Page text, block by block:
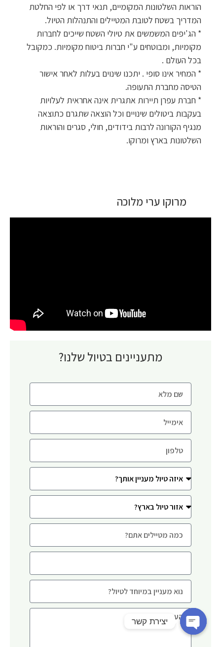
הוראות השלטונות המקומיים, תנאי דרך או לפי החלטת
המדריך בשטח לטובת המטיילים והתנהלות הטיול.
* הג'יפים המשמשים את טיולי השטח שייכים לחברות
מקומיות, ומבוטחים ע"י חברות ביטוח מקומיות. כמקובל
בכל העולם .
* המחיר אינו סופי . יתכנו שינוים בעלות לאחר אישור
הטיסה מחברת התעופה.
* חברת עפרן תיירות אתגרית אינה אחראית לעלויות
בעקבות ביטולים שינויים וכל הוצאה שתגרם כתוצאה
מנגיף הקורונה לרבות בידודים, חולי, סגרים והוראות
השלטונות בארץ ומרוקו.
מרוקו ערי מלוכה
מתעניינים בטיול שלנו?
יצירת קשר